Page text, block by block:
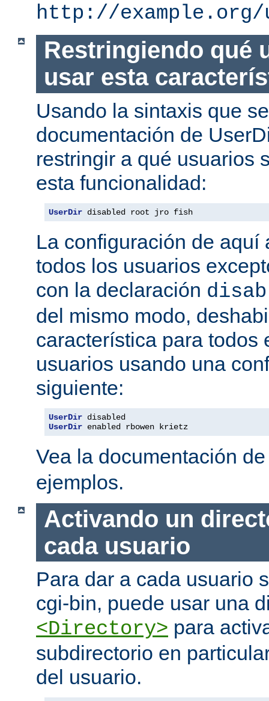
http://example.org/
Restringiendo qué
usar esta
Usando la sintaxis que
documentación de
restringir a qué usuarios
esta funcionalidad:
UserDir disabled root jro fish
La configuración de aquí
todos los usuarios
con la declaración
del mismo modo,
característica para todos
usuarios usando una
siguiente:
UserDir
UserDir enabled rbowen krietz
Vea la documentación
ejemplos.
Activando un
cada usuario
Para dar a cada usuario
cgi-bin, puede usar una
<Directory> para
subdirectorio en
del usuario.